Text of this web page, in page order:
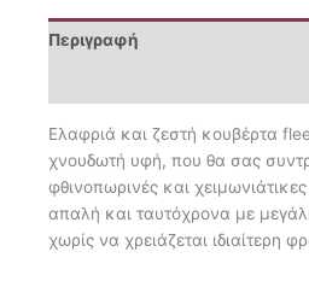
Περιγραφή
Eλαφριά και ζεστή κουβέρτα
χνουδωτή υφή, που θα σας
φθινοπωρινές και
απαλή και ταυτόχρονα με
χωρίς να χρειάζεται ιδιαίτερη